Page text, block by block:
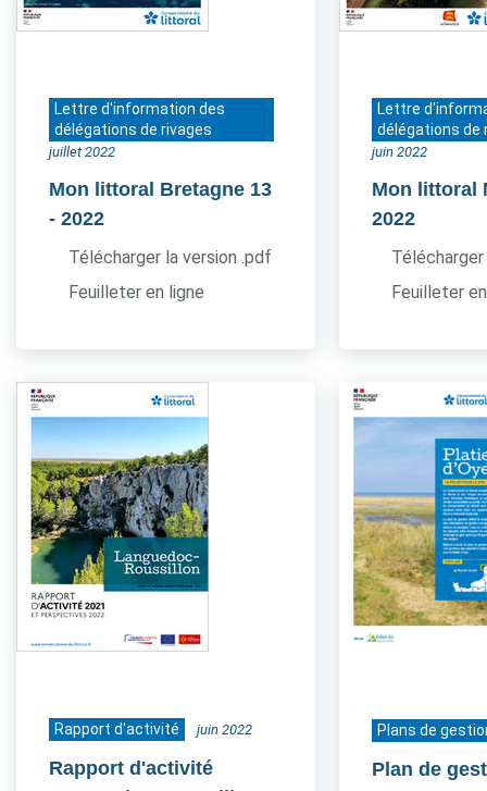
Lettre d'information des
délégations de rivages
juillet 2022
Mon littoral Bretagne 13
- 2022
Télécharger la version .pdf
Feuilleter en ligne
Lettre
délégations de
juin 2022
Mon littoral
2022
Feuilleter
Rapport d'activité juin 2022
Rapport d'activité
Plans de
Plan de